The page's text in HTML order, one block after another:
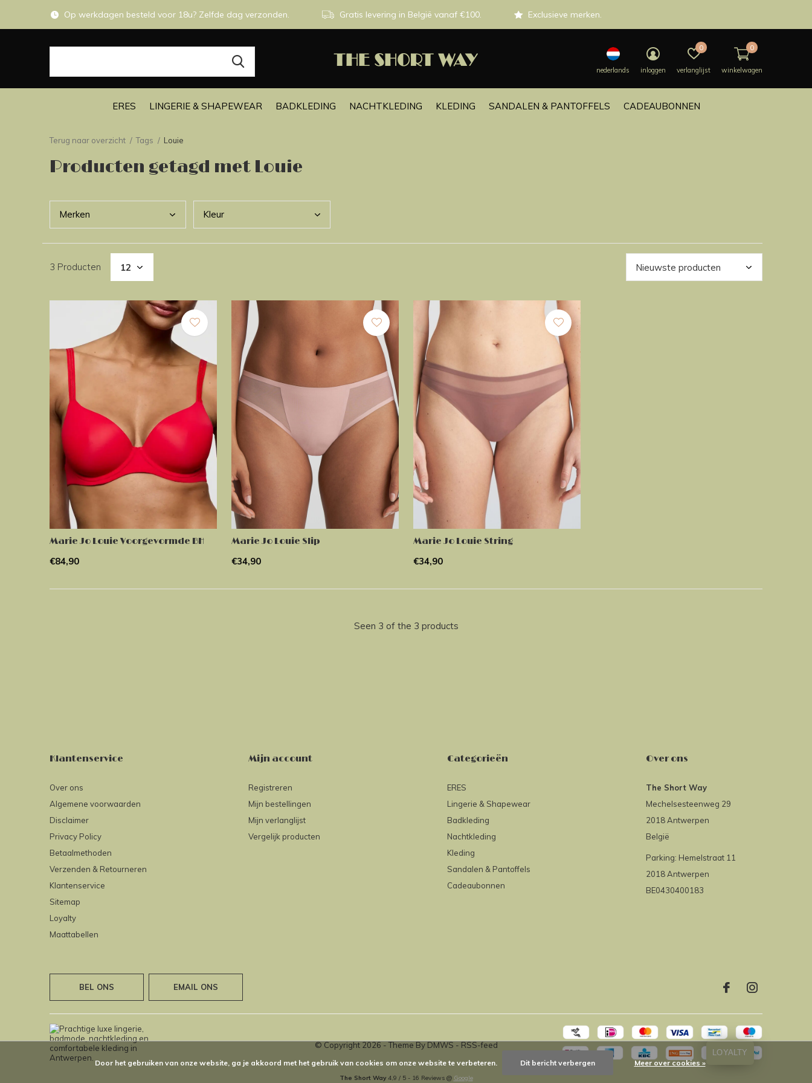
ERES LINGERIE & SHAPEWEAR BADKLEDING NACHTKLEDING KLEDING SANDALEN & PANTOFFELS CADEAUBONNEN
nederlands inloggen verlanglijst
0
winkelwagen
0
Op werkdagen besteld voor 18u? Zelfde dag verzonden. Gratis levering in België vanaf €100. Exclusieve merken.
Terug naar overzicht Tags Louie
Producten getagd met Louie
Merken Kleur
3 Producten
Marie Jo Louie Voorgevormde BH
€84,90
Marie Jo Louie Slip
€34,90
Marie Jo Louie String
€34,90
Seen 3 of the 3 products
Klantenservice
Over ons
Algemene voorwaarden
Disclaimer
Privacy Policy
Betaalmethoden
Verzenden & Retourneren
Klantenservice
Sitemap
Loyalty
Maattabellen
Mijn account
Registreren
Mijn bestellingen
Mijn verlanglijst
Vergelijk producten
Categorieën
ERES
Lingerie & Shapewear
Badkleding
Nachtkleding
Kleding
Sandalen & Pantoffels
Cadeaubonnen
Over ons
The Short Way
Mechelsesteenweg 29
2018 Antwerpen
België
Parking: Hemelstraat 11
2018 Antwerpen
BE0430400183
BEL ONS EMAIL ONS
© Copyright 2026 - Theme By DMWS - RSS-feed
The Short Way4,9 / 5- 16 Reviews @ Google
Door het gebruiken van onze website, ga je akkoord met het gebruik van cookies om onze website te verbeteren. Dit bericht verbergen Meer over cookies »
LOYALTY